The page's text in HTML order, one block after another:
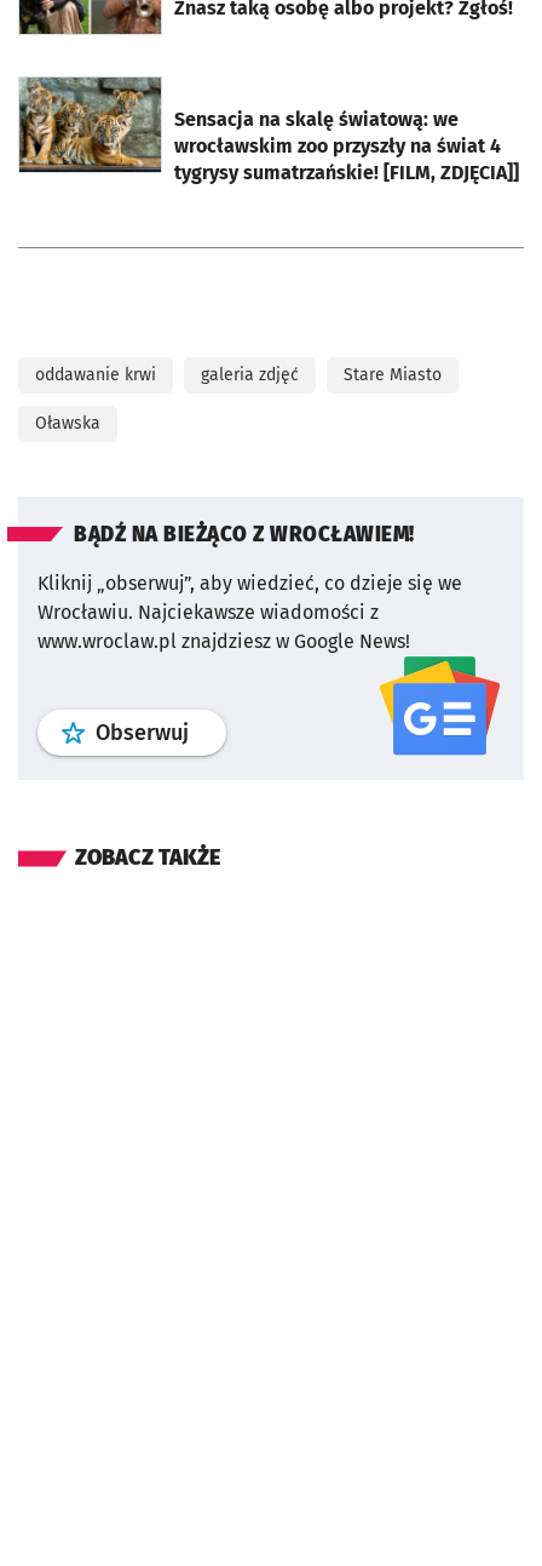
Znasz taką osobę albo projekt? Zgłoś!
Sensacja na skalę światową: we
wrocławskim zoo przyszły na świat 4
tygrysy sumatrzańskie! [FILM, ZDJĘCIA]]
otworzy się w nowej karcie
oddawanie krwi galeria zdjęć Stare Miasto
Oławska
BĄDŹ NA BIEŻĄCO Z WROCŁAWIEM!
Kliknij „obserwuj”, aby wiedzieć, co dzieje się we
Wrocławiu. Najciekawsze wiadomości z
www.wroclaw.pl znajdziesz w Google News!
Obserwuj profil serwisu
ZOBACZ TAKŻE